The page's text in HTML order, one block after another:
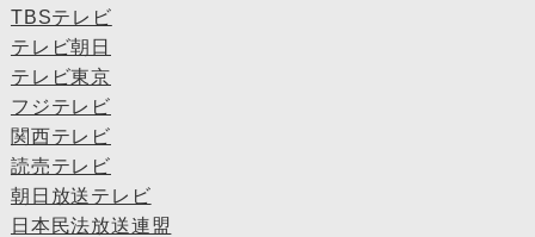
TBSテレビ
テレビ朝日
テレビ東京
フジテレビ
関西テレビ
読売テレビ
朝日放送テレビ
日本民法放送連盟